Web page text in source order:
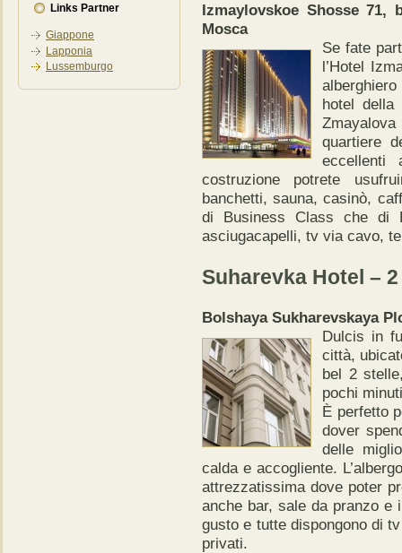
Links Partner
Giappone
Lapponia
Lussemburgo
Izmaylovskoe Shosse 71,
Mosca
Se fate
l’Hotel
hotel
quartiere
eccellenti
costruzione potrete
banchetti, sauna, casinò,
di Business Class che di
asciugacapelli, tv via cavo,
Suharevka Hotel –
Bolshaya Sukharevskaya
Dulcis in
città,
bel 2
pochi
È perfetto
dover
delle
calda e accogliente.
attrezzatissima dove poter
anche bar, sale da pranzo e
gusto e tutte dispongono di
privati.